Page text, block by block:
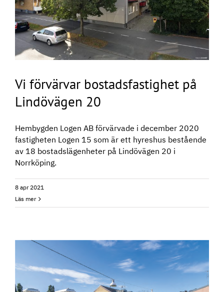
Vi förvärvar bostadsfastighet på
Lindövägen 20
Hembygden Logen AB förvärvade i december 2020
fastigheten Logen 15 som är ett hyreshus bestående
av 18 bostadslägenheter på Lindövägen 20 i
Norrköping.
8 apr 2021
Läs mer